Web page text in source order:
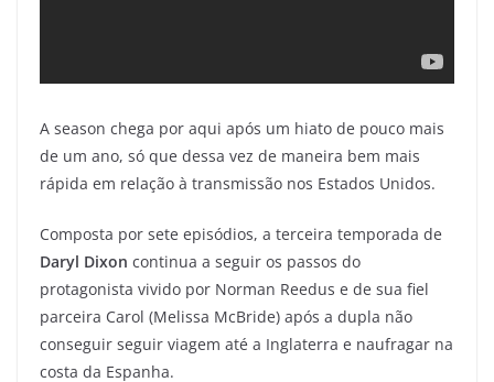
A season chega por aqui após um hiato de pouco mais
de um ano, só que dessa vez de maneira bem mais
rápida em relação à transmissão nos Estados Unidos.
Composta por sete episódios, a terceira temporada de
Daryl Dixon continua a seguir os passos do
protagonista vivido por Norman Reedus e de sua fiel
parceira Carol (Melissa McBride) após a dupla não
conseguir seguir viagem até a Inglaterra e naufragar na
costa da Espanha.